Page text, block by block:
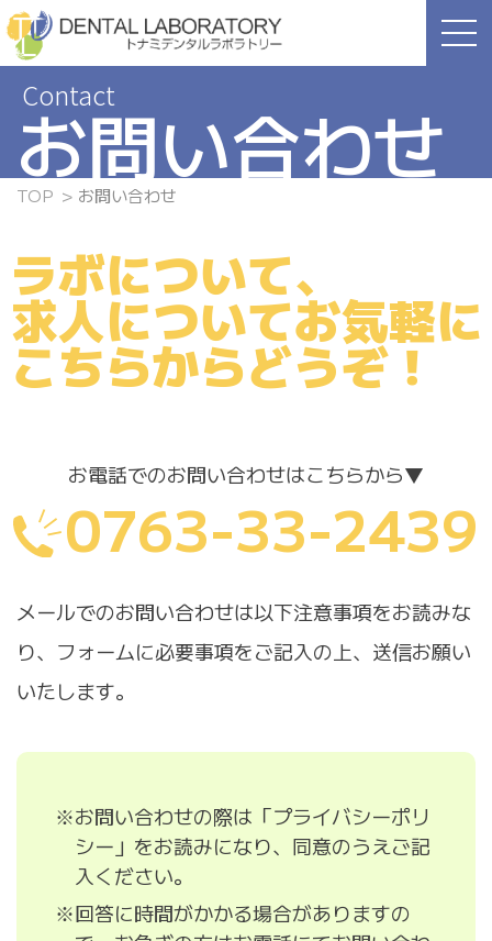
Skip
to
the
content
TOP お問い合わせ
お問い合わせ
ラボについて、
求人についてお気軽に
こちらからどうぞ！
お電話でのお問い合わせはこちらから▼
0763-33-2439
メールでのお問い合わせは以下注意事項をお読みな
り、 フォームに必要事項をご記入の上、送信お願い
いたします。
※お問い合わせの際は「プライバシーポリ
シー」をお読みになり、同意のうえご記
入ください。
※回答に時間がかかる場合がありますの